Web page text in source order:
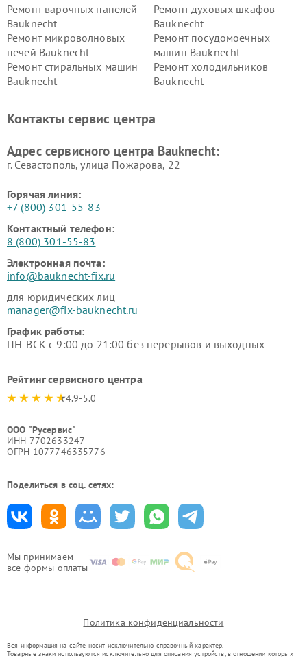
Мы принимаем
все формы оплаты
Ремонт варочных панелей
Bauknecht
Ремонт духовых шкафов
Bauknecht
Ремонт микроволновых
печей Bauknecht
Ремонт посудомоечных
машин Bauknecht
Ремонт стиральных машин
Bauknecht
Ремонт холодильников
Bauknecht
Контакты сервис центра
Адрес сервисного центра Bauknecht:
г. Севастополь, улица Пожарова, 22
Горячая линия:
+7 (800) 301-55-83
Контактный телефон:
8 (800) 301-55-83
Электронная почта:
info@bauknecht-fix.ru
для юридических лиц
manager@fix-bauknecht.ru
График работы:
ПН-ВСК с 9:00 до 21:00 без перерывов и выходных
Рейтинг сервисного центра
4.9-5.0
ООО "Русервис"
ИНН 7702633247
ОГРН 1077746335776
Поделиться в соц. сетях:
Политика конфиденциальности
Вся информация на сайте носит исключительно справочный характер.
Товарные знаки используются исключительно для описания устройств, в отношении которых